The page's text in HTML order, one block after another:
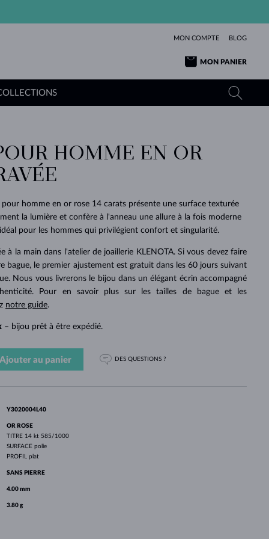
MON COMPTE BLOG
MON PANIER
DE SES
RÊVES
DÉCOUVRIR
L'AMOUR
DÉCOUVRIR
OR JAUNE
OR ROSE
BEAUTÉ
PURE
DÉCOUVRIR
TANZANITES
TOPAZES
TOURMALINES
MOLDAVITES
OR BLANC
PLUS
BELLES
DÉCOUVRIR
TOURMALINES
MOLDAVITES
MINÉRAUX
PENDENTIFS EN PERLES
OR ROSE
PENDENTIFS
DÉCOUVRIR
INTEMPORELS
DÉCOUVRIR
DES
PERLES
SAPHIRS
ÉMERAUDES
MOLDAVITES
MINÉRAUX
OR BLANC
AUTHENTIQUES
DÉCOUVRIR
BEAUTÉ
DÉCOUVRIR
EXCEPTIONNELLES
DÉCOUVRIR
HOMME EN OR
homme en or rose 14 carats présente une surface texturée
la lumière et confère à l'anneau une allure à la fois moderne
pour les hommes qui privilégient confort et singularité.
à la main dans l'atelier de joaillerie KLENOTA. Si vous devez faire
bague, le premier ajustement est gratuit dans les 60 jours suivant
Nous vous livrerons le bijou dans un élégant écrin accompagné
Pour en savoir plus sur les tailles de bague et les
notre guide.
– bijou prêt à être expédié.
Ajouter au panier DES QUESTIONS ?
Y3020004L40
OR ROSE
TITRE 14 kt 585/1000
SURFACE polie
PROFIL plat
SANS PIERRE
4.00 mm
3.80 g